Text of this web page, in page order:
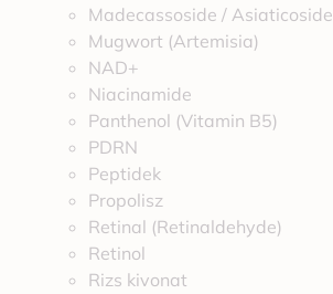
Madecassoside / Asiaticoside
Mugwort (Artemisia)
NAD+
Niacinamide
Panthenol (Vitamin B5)
PDRN
Peptidek
Propolisz
Retinal (Retinaldehyde)
Retinol
Rizs kivonat